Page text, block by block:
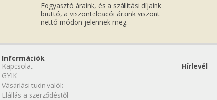
Fogyasztó áraink, és a szállítási díjaink
bruttó, a viszonteleadói áraink viszont
nettó módon jelennek meg.
Információk
Kapcsolat
GYIK
Vásárlási tudnivalók
Elállás a szerződéstől
Hírlevél